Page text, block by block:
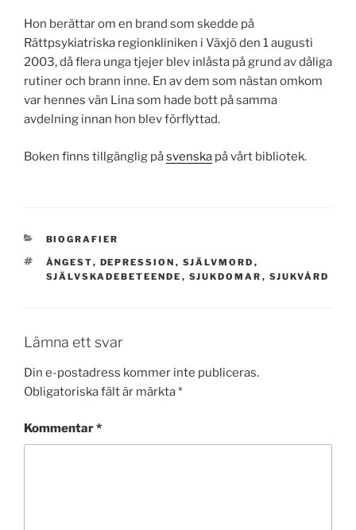
Hon berättar om en brand som skedde på
Rättpsykiatriska regionkliniken i Växjö den 1 augusti
2003, då flera unga tjejer blev inlåsta på grund av dåliga
rutiner och brann inne. En av dem som nästan omkom
var hennes vän Lina som hade bott på samma
avdelning innan hon blev förflyttad.
Boken finns tillgänglig påsvenska på vårt bibliotek.
KATEGORIER
BIOGRAFIER
TAGGAR
ÅNGEST, DEPRESSION , SJÄLVMORD ,
SJÄLVSKADEBETEENDE , SJUKDOMAR , SJUKVÅRD
Lämna ett svar
Din e-postadress kommer inte publiceras.
Obligatoriska fält är märkta*
Kommentar*